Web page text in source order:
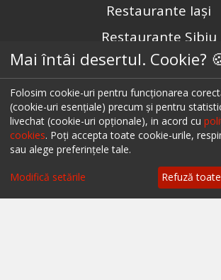
Restaurante Iași
Restaurante Sibiu
Restaurante Valea
Restaurante Litoral
Restaurante Bacău
Restaurante
Restaurante
Restaurante Galati
Mai întâi desertul. Cookie?
Folosim cookie-uri pentru funcționarea
(cookie-uri esențiale) precum și pentru
livechat (cookie-uri opționale), in acord cu
cookies. Poți accepta toate cookie-urile,
sau alege preferințele tale.
Modifică setările Refuză toate